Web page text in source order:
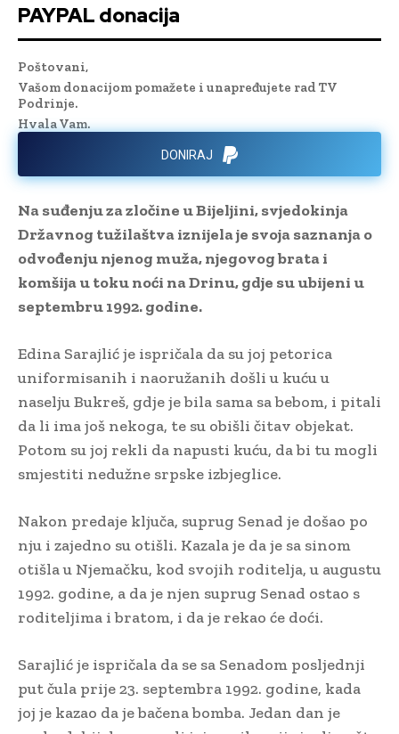
PAYPAL donacija
Poštovani,
Vašom donacijom pomažete i unapređujete rad TV
Podrinje.
Hvala Vam.
DONIRAJ
Na suđenju za zločine u Bijeljini, svjedokinja
Državnog tužilaštva iznijela je svoja saznanja o
odvođenju njenog muža, njegovog brata i
komšija u toku noći na Drinu, gdje su ubijeni u
septembru 1992. godine.
Edina Sarajlić je ispričala da su joj petorica
uniformisanih i naoružanih došli u kuću u
naselju Bukreš, gdje je bila sama sa bebom, i pitali
da li ima još nekoga, te su obišli čitav objekat.
Potom su joj rekli da napusti kuću, da bi tu mogli
smjestiti nedužne srpske izbjeglice.
Nakon predaje ključa, suprug Senad je došao po
nju i zajedno su otišli. Kazala je da je sa sinom
otišla u Njemačku, kod svojih roditelja, u augustu
1992. godine, a da je njen suprug Senad ostao s
roditeljima i bratom, i da je rekao će doći.
Sarajlić je ispričala da se sa Senadom posljednji
put čula prije 23. septembra 1992. godine, kada
joj je kazao da je bačena bomba. Jedan dan je